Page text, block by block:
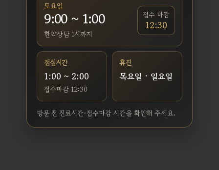
토요일
9:00 ~ 1:00
한약상담 1시까지
접수 마감
12:30
점심시간
1:00 ~ 2:00
접수마감 12:30
휴진
목요일 · 일요일
방문 전 진료시간·접수마감 시간을 확인해 주세요.